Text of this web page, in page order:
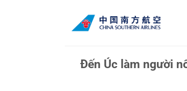
Đến Úc làm người